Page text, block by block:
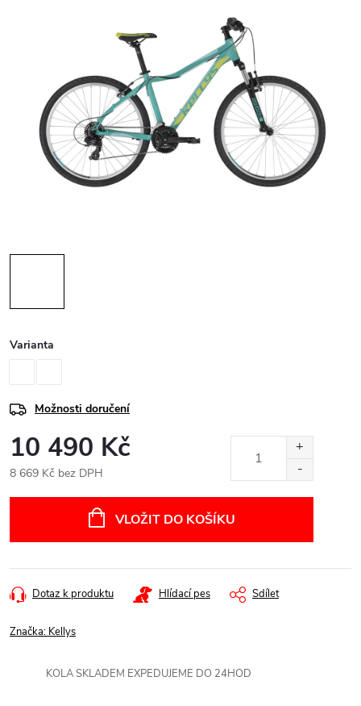
Varianta
Možnosti doručení
10 490 Kč
8 669 Kč bez DPH
VLOŽIT DO KOŠÍKU
Dotaz k produktu Hlídací pes Sdílet
Značka: Kellys
KOLA SKLADEM EXPEDUJEME DO 24HOD